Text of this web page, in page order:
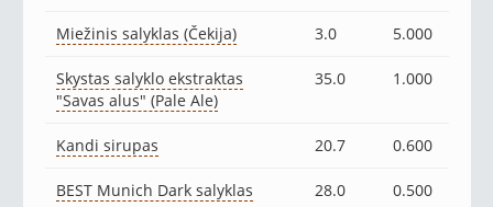
Miežinis salyklas (Čekija) 3.0 5.000
Skystas salyklo ekstraktas
"Savas alus" (Pale Ale)
35.0 1.000
Kandi sirupas 20.7 0.600
BEST Munich Dark salyklas 28.0 0.500